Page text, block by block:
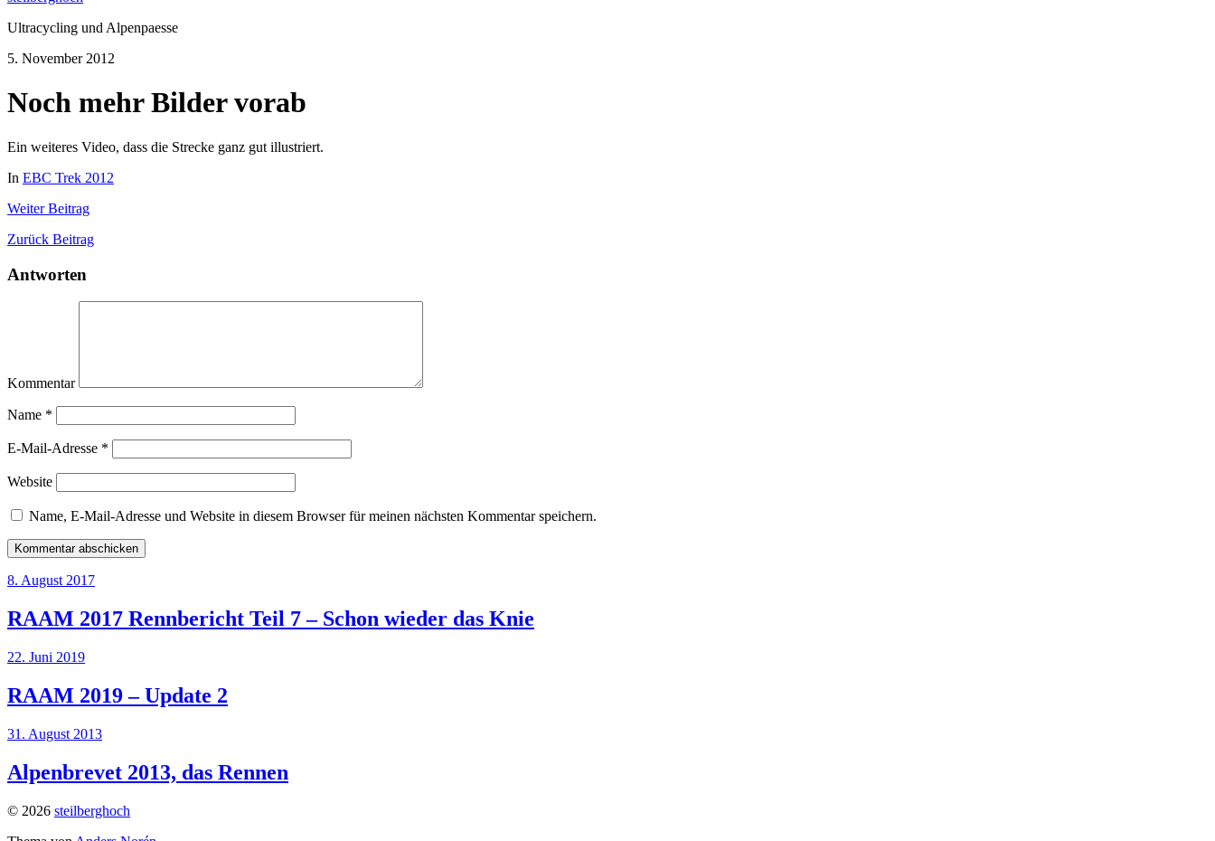
Ultracycling und Alpenpaesse
5. November 2012
Noch mehr Bilder vorab
Ein weiteres Video, dass die Strecke ganz gut illustriert.
In EBC Trek 2012
WeiterBeitrag
Zurück Beitrag
Antworten
Kommentar
Name *
E-Mail-Adresse *
Website
Name, E-Mail-Adresse und Website in diesem Browser für meinen nächsten Kommentar speichern.
8. August 2017
RAAM 2017 Rennbericht Teil 7 – Schon wieder das Knie
22. Juni 2019
RAAM 2019 – Update 2
31. August 2013
Alpenbrevet 2013, das Rennen
© 2026 steilberghoch